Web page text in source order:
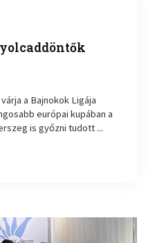
a Bajnokok Ligája
európai kupában a
is győzni tudott ...